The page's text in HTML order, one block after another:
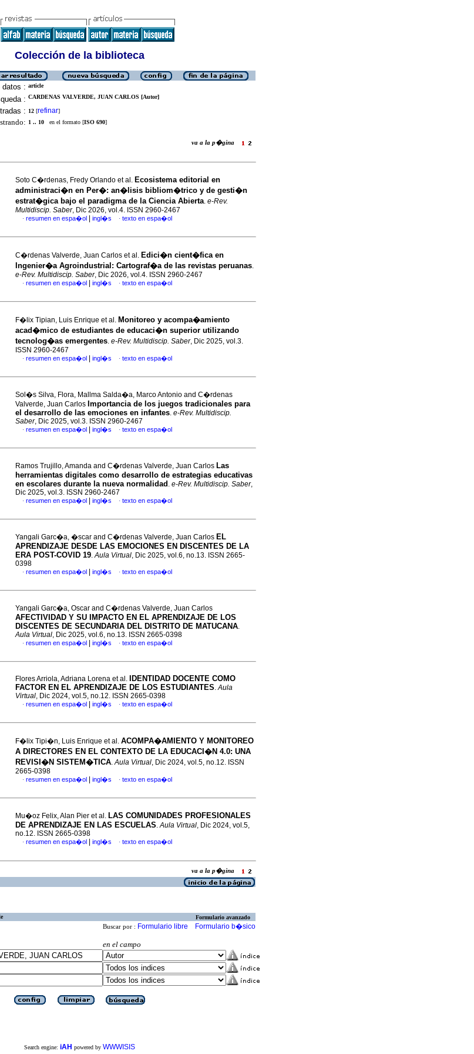
Colección de la biblioteca
datos : article
: CARDENAS VALVERDE, JUAN CARLOS [Autor]
: 12 [refinar]
1 .. 10 en el formato [ISO 690]
va a la p�gina
Soto C�rdenas, Fredy Orlando et al. Ecosistema editorial en
administraci�n en Per�: an�lisis bibliom�trico y de gesti�n
estrat�gica bajo el paradigma de la Ciencia Abierta. e-Rev.
Multidiscip. Saber, Dic 2026, vol.4. ISSN 2960-2467
· resumen en espa�ol ingl�s · texto en espa�ol
C�rdenas Valverde, Juan Carlos et al. Edici�n cient�fica en
Ingenier�a Agroindustrial: Cartograf�a de las revistas peruanas.
e-Rev. Multidiscip. Saber, Dic 2026, vol.4. ISSN 2960-2467
· resumen en espa�ol ingl�s · texto en espa�ol
F�lix Tipian, Luis Enrique et al. Monitoreo y acompa�amiento
acad�mico de estudiantes de educaci�n superior utilizando
tecnolog�as emergentes. e-Rev. Multidiscip. Saber, Dic 2025, vol.3.
ISSN 2960-2467
· resumen en espa�ol ingl�s · texto en espa�ol
Sol�s Silva, Flora, Mallma Salda�a, Marco Antonio and C�rdenas
Valverde, Juan Carlos Importancia de los juegos tradicionales para
el desarrollo de las emociones en infantes. e-Rev. Multidiscip.
Saber, Dic 2025, vol.3. ISSN 2960-2467
· resumen en espa�ol ingl�s · texto en espa�ol
Ramos Trujillo, Amanda and C�rdenas Valverde, Juan Carlos Las
herramientas digitales como desarrollo de estrategias educativas
en escolares durante la nueva normalidad . e-Rev. Multidiscip. Saber,
Dic 2025, vol.3. ISSN 2960-2467
· resumen en espa�ol ingl�s · texto en espa�ol
Yangali Garc�a, �scar and C�rdenas Valverde, Juan Carlos EL
APRENDIZAJE DESDE LAS EMOCIONES EN DISCENTES DE LA
ERA POST-COVID 19.Aula Virtual, Dic 2025, vol.6, no.13. ISSN 2665-
0398
· resumen en espa�ol ingl�s · texto en espa�ol
Yangali Garc�a, Oscar and C�rdenas Valverde, Juan Carlos
AFECTIVIDAD Y SU IMPACTO EN EL APRENDIZAJE DE LOS
DISCENTES DE SECUNDARIA DEL DISTRITO DE MATUCANA.
Aula Virtual, Dic 2025, vol.6, no.13. ISSN 2665-0398
· resumen en espa�ol ingl�s · texto en espa�ol
Flores Arriola, Adriana Lorena et al.
IDENTIDAD DOCENTE COMO
FACTOR EN EL APRENDIZAJE DE LOS ESTUDIANTES.Aula
Virtual, Dic 2024, vol.5, no.12. ISSN 2665-0398
· resumen en espa�ol ingl�s · texto en espa�ol
F�lix Tipi�n, Luis Enrique et al. ACOMPA�AMIENTO Y MONITOREO
A DIRECTORES EN EL CONTEXTO DE LA EDUCACI�N 4.0: UNA
REVISI�N SISTEM�TICA.Aula Virtual, Dic 2024, vol.5, no.12. ISSN
2665-0398
· resumen en espa�ol ingl�s · texto en espa�ol
Mu�oz Felix, Alan Pier et al. LAS COMUNIDADES PROFESIONALES
DE APRENDIZAJE EN LAS ESCUELAS.Aula Virtual, Dic 2024, vol.5,
no.12. ISSN 2665-0398
· resumen en espa�ol ingl�s · texto en espa�ol
va a la p�gina
Formulario avanzado
Buscar por : Formulario libre Formulario b�sico
en el campo
Search engine: iAH powered by WWWISIS